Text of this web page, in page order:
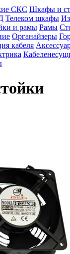
СКС Шкафы и
Телеком шкафы
и рамы Рамы
Органайзеры
кабеля